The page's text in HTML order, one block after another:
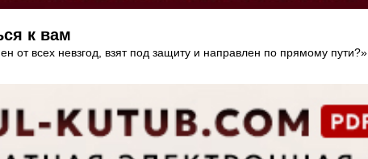
к вам
от всех невзгод, взят под защиту и направлен по прямому пути?»